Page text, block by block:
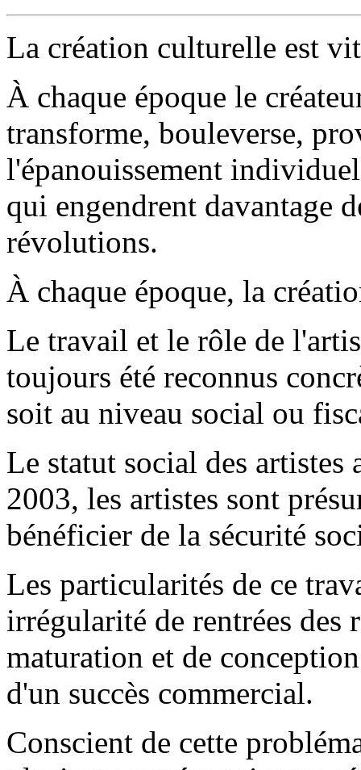
La création culturelle est
À chaque époque le
transforme, bouleverse,
l'épanouissement
qui engendrent davantage
révolutions.
À chaque époque, la
Le travail et le rôle de
toujours été reconnus
soit au niveau social ou
Le statut social des
2003, les artistes sont
bénéficier de la sécurité
Les particularités de ce
irrégularité de rentrées des
maturation et de
d'un succès commercial.
Conscient de cette